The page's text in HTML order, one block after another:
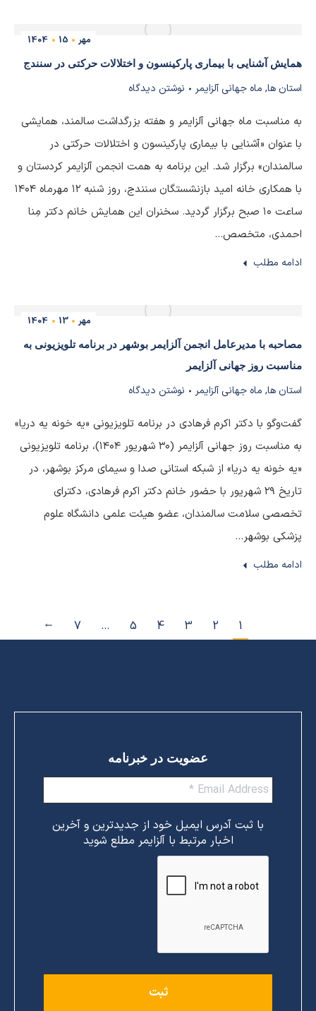
مهر 15
1404
همایش آشنایی با بیماری پارکینسون و اختلالات حرکتی در سنندج
استان ها, ماه جهانی آلزایمر نوشتن دیدگاه
به مناسبت ماه جهانی آلزایمر و هفته بزرگداشت سالمند، همایشی
با عنوان «آشنایی با بیماری پارکینسون و اختلالات حرکتی در
سالمندان» برگزار شد. این برنامه به همت انجمن آلزایمر کردستان و
با همکاری خانه امید بازنشستگان سنندج، روز شنبه ۱۲ مهرماه ۱۴۰۴
ساعت ۱۰ صبح برگزار گردید. سخنران این همایش خانم دکتر مِنا
احمدی، متخصص…
ادامه مطلب
مهر 13
1404
مصاحبه با مدیرعامل انجمن آلزایمر بوشهر در برنامه تلویزیونی به
مناسبت روز جهانی آلزایمر
استان ها, ماه جهانی آلزایمر نوشتن دیدگاه
گفت‌وگو با دکتر اکرم فرهادی در برنامه تلویزیونی «یه خونه یه دریا»
به مناسبت روز جهانی آلزایمر (۳۰ شهریور ۱۴۰۴)، برنامه تلویزیونی
«یه خونه یه دریا» از شبکه استانی صدا و سیمای مرکز بوشهر، در
تاریخ ۲۹ شهریور با حضور خانم دکتر اکرم فرهادی، دکترای
تخصصی سلامت سالمندان، عضو هیئت علمی دانشگاه علوم
پزشکی بوشهر…
ادامه مطلب
1
2
3
4
5
…
7
→
عضویت در خبرنامه
با ثبت آدرس ایمیل خود از جدیدترین و آخرین
اخبار مرتبط با آلزایمر مطلع شوید